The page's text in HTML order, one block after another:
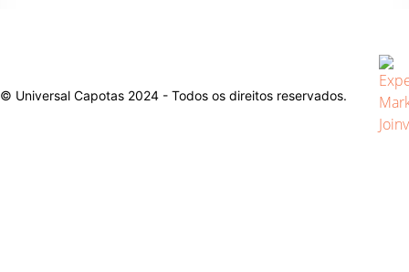
© Universal Capotas 2024 - Todos os direitos reservados.